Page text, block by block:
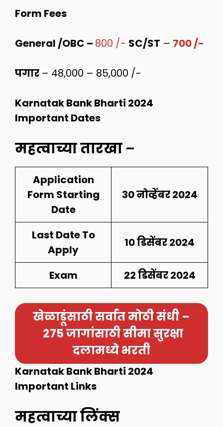
Form Fees
General /OBC – 800 /- SC/ST – 700 /-
पगार – 48,000 – 85,000 /-
Karnatak Bank Bharti 2024
Important Dates
महत्वाच्या तारखा –
Application
Form Starting
Date
30 नोव्हेंबर 2024
Last Date To
Apply
10 डिसेंबर2024
Exam 22 डिसेंबर 2024
खेळाडूंसाठी सर्वात मोठी संधी –
275 जागांसाठी सीमा सुरक्षा
दलामध्ये भरती
Karnatak Bank Bharti 2024
Important Links
महत्वाच्या लिंक्स